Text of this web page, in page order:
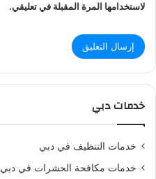
لاستخدامها المرة المقبلة في تعليقي.
خدمات دبي
خدمات التنظيف في دبي
خدمات مكافحة الحشرات في دبي